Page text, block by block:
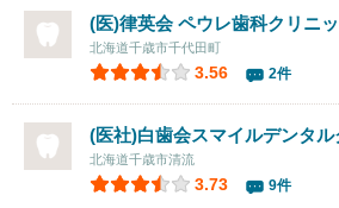
(医)律英会 ペウレ歯科クリニ
北海道千歳市千代田町
3.56 2件
(医社)白歯会スマイルデンタル
北海道千歳市清流
3.73 9件